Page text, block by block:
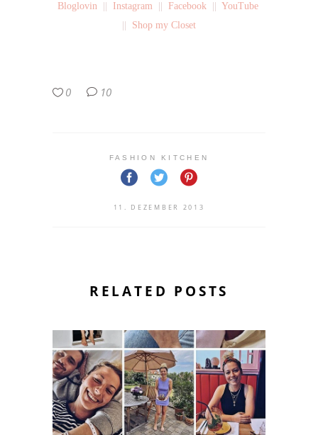
Bloglovin|| Instagram|| Facebook|| YouTube
Shop my Closet
0 10
FASHION KITCHEN
11. DEZEMBER 2013
RELATED POSTS